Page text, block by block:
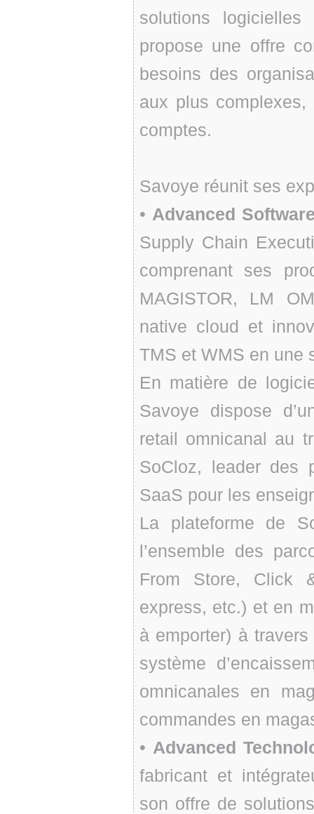
solutions
propose une offre
besoins des
aux plus
comptes.
Savoye réunit ses
• Advanced
Supply Chain
comprenant ses
MAGISTOR, LM
native cloud et
TMS et WMS en une
En matière de
Savoye dispose
retail omnicanal au
SoCloz, leader des
SaaS pour les
La plateforme de
l’ensemble des
From Store, Click
express, etc.) et en
à emporter) à
système
omnicanales en
commandes en
• Advanced
fabricant et
son offre de